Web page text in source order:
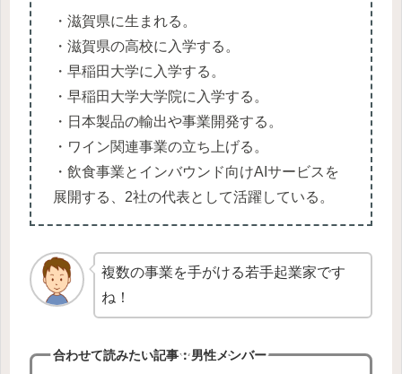
・滋賀県に生まれる。
・滋賀県の高校に入学する。
・早稲田大学に入学する。
・早稲田大学大学院に入学する。
・日本製品の輸出や事業開発する。
・ワイン関連事業の立ち上げる。
・飲食事業とインバウンド向けAIサービスを
展開する、2社の代表として活躍している。
複数の事業を手がける若手起業家です
ね！
合わせて読みたい記事：男性メンバー